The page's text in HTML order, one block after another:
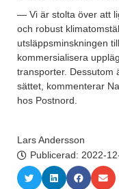
— Vi är stolta över att
och robust
utsläppsminskningen
kommersialisera
transporter. Dessutom
sättet, kommenterar
hos Postnord.
Lars Andersson
Publicerad: 2022-